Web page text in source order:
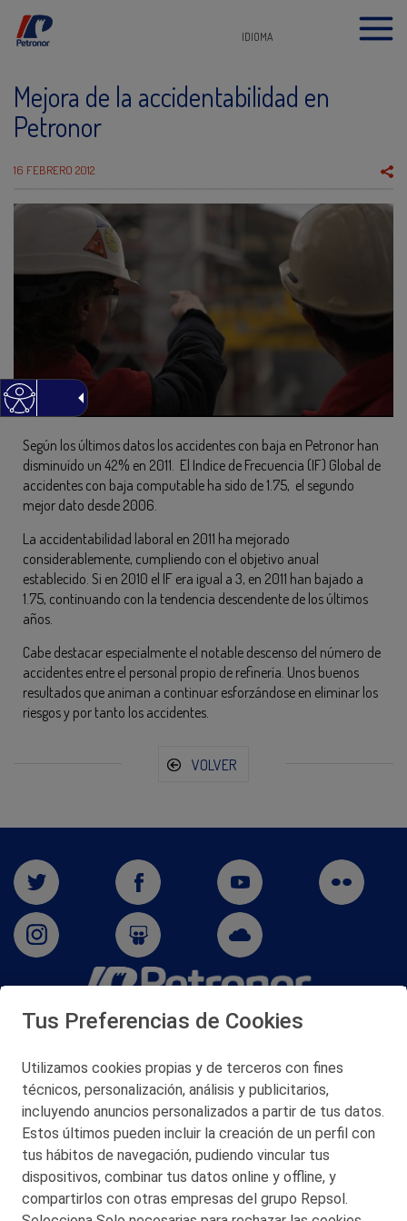
IDIOMA
Mejora de la accidentabilidad en
Petronor
16 FEBRERO 2012
Según los últimos datos los accidentes con baja en Petronor han
disminuído un 42% en 2011. El Indice de Frecuencia (IF) Global de
accidentes con baja computable ha sido de 1.75, el segundo
mejor dato desde 2006.
La accidentabilidad laboral en 2011 ha mejorado
considerablemente, cumpliendo con el objetivo anual
establecido. Si en 2010 el IF era igual a 3, en 2011 han bajado a
1.75, continuando con la tendencia descendente de los últimos
años.
Cabe destacar especialmente el notable descenso del número de
accidentes entre el personal propio de refinería. Unos buenos
resultados que animan a continuar esforzándose en eliminar los
riesgos y por tanto los accidentes.
VOLVER
San Martín 5-Edificio Muñatones,
© 2026 Petronor S.A.
CONTACTO
Tus Preferencias de Cookies
Utilizamos cookies propias y de terceros con fines
técnicos, personalización, análisis y publicitarios,
incluyendo anuncios personalizados a partir de tus datos.
Estos últimos pueden incluir la creación de un perfil con
tus hábitos de navegación, pudiendo vincular tus
dispositivos, combinar tus datos online y offline, y
compartirlos con otras empresas del grupo Repsol.